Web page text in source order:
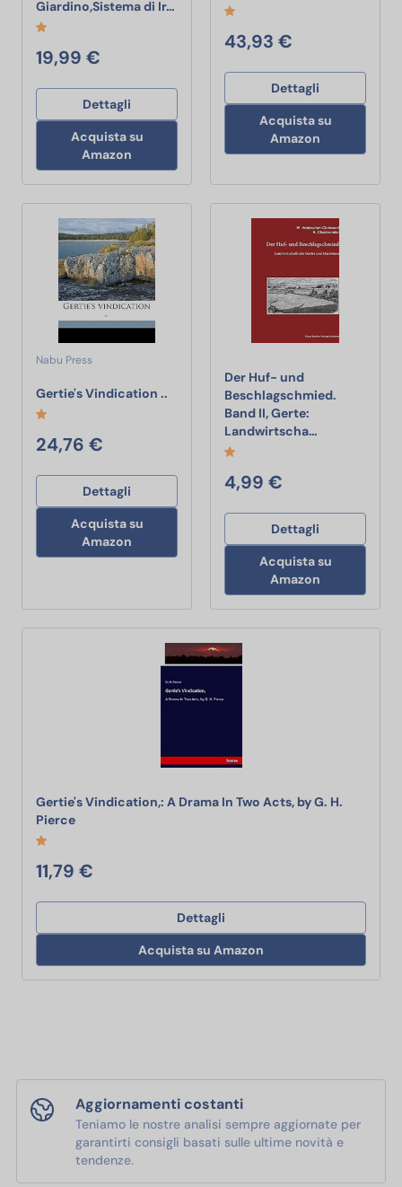
Giardino,Sistema di Ir… MULEVIP 200 pcs Kit irrigazione
19,99 €
Dettagli
Acquista su
Amazon
43,93 €
Dettagli
Acquista su
Amazon
Nabu Press
Gertie's Vindication .. Gertie's Vindication ..
24,76 €
Dettagli
Acquista su
Amazon
Der Huf- und
Beschlagschmied.
Band II, Gerte:
Landwirtscha…
4,99 €
Dettagli
Acquista su
Amazon
Gertie's Vindication,: A Drama In Two Acts, by G. H.
PierceGertie's Vindication,: A Drama In Two Acts, by G. H.
11,79 €
Dettagli
Acquista su Amazon
Aggiornamenti costanti
Teniamo le nostre analisi sempre aggiornate per
garantirti consigli basati sulle ultime novità e
tendenze.